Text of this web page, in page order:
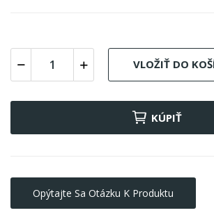
VLOŽIŤ DO
KÚPIŤ
Opýtajte Sa Otázku K Produktu